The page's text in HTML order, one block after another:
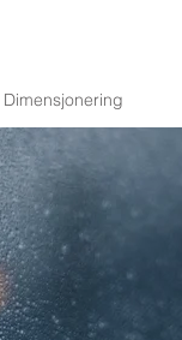
Dimensjonering